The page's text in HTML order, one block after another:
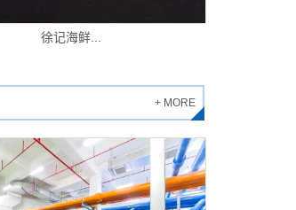
徐记海鲜...
+ MORE